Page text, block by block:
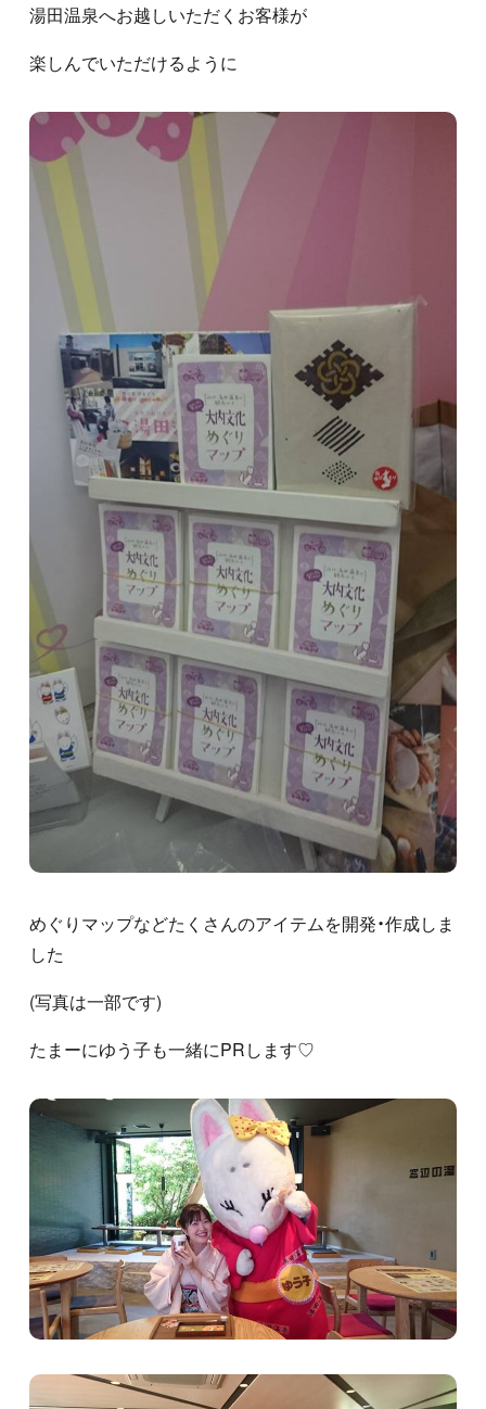
湯田温泉へお越しいただくお客様が
楽しんでいただけるように
めぐりマップなどたくさんのアイテムを開発・作成しま
した
(写真は一部です)
たまーにゆう子も一緒にPRします♡